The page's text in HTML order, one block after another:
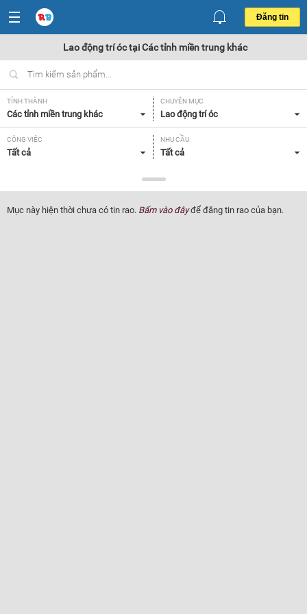
Đăng tin
Lao động trí óc tại Các tỉnh miền trung khác
TỈNH THÀNH
Các tỉnh miền trung khác
CHUYÊN MỤC
Lao động trí óc
CÔNG VIỆC
Tất cả
NHU CẦU
Tất cả
Tất cả
Mục này hiện thời chưa có tin rao. Bấm vào đâyđể đăng tin rao của bạn.